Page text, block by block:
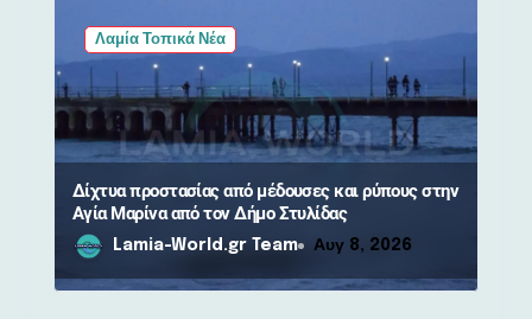
Λαμία Τοπικά Νέα
Δίχτυα προστασίας από μέδουσες και ρύπους στην
Αγία Μαρίνα από τον Δήμο Στυλίδας
Lamia-World.gr Team Αυγ 8, 2026